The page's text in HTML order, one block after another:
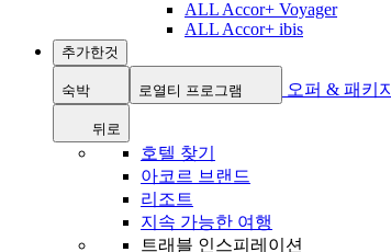
ALL Accor+ Voyager
ALL Accor+ ibis
추가한것
숙박 로열티 프로그램 오퍼 & 패키지
뒤로
호텔 찾기
아코르 브랜드
리조트
지속 가능한 여행
트래블 인스피레이션